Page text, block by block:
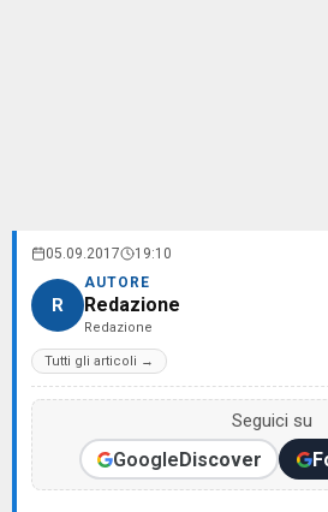
05.09.2017 19:10
R
AUTORE
Redazione
Redazione
Tutti gli articoli →
Seguici su
GoogleDiscover